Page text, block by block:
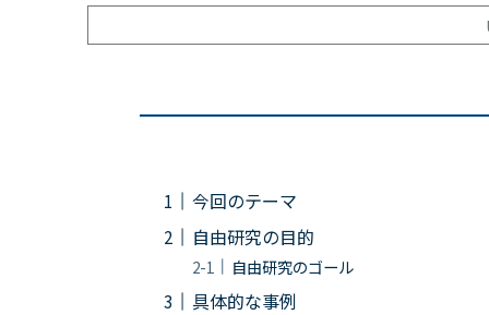
今回のテーマ
自由研究の目的
自由研究のゴール
具体的な事例